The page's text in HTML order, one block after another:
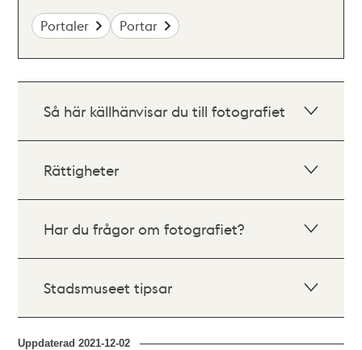
Portaler Portar
Så här källhänvisar du till fotografiet
Rättigheter
Har du frågor om fotografiet?
Stadsmuseet tipsar
Uppdaterad2021-12-02